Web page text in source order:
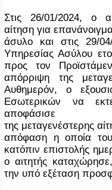
Στις 26/01/2024, ο
αίτηση για
άσυλο και στις 29/
Υπηρεσίας Ασύλου
προς τον
απόρριψη της
Αυθημερόν, ο
Εσωτερικών να
της μεταγενέστερης
απόφαση η οποία του
κατόπιν επιστολής
ο αιτητής
την υπό εξέταση